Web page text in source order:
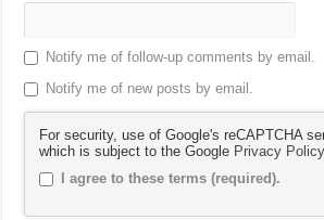
Notify me of follow-up comments by email.
Notify me of new posts by email.
For security, use of Google's reCAPTCHA
which is subject to the Google Privacy Policy
I agree to these terms (required).